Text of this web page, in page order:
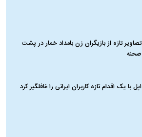
تصاویر تازه از بازیگران زن بامداد خمار در پشت
صحنه
اپل با یک اقدام تازه کاربران ایرانی را غافلگیر کرد